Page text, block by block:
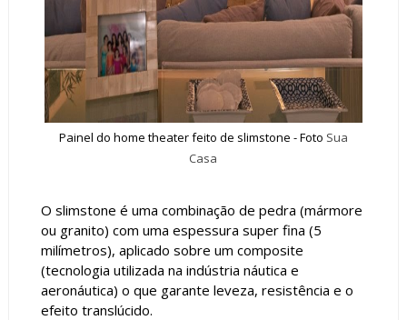
Painel do home theater feito de slimstone - Foto Sua
Casa
O slimstone é uma combinação de pedra (mármore
ou granito) com uma espessura super fina (5
milímetros), aplicado sobre um composite
(tecnologia utilizada na indústria náutica e
aeronáutica) o que garante leveza, resistência e o
efeito translúcido.